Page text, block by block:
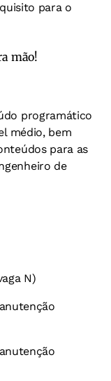
para o
mão!
programático
médio, bem
para as
de
N)